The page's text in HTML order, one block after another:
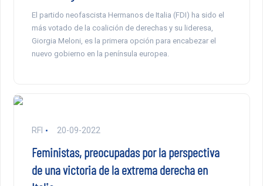
El partido neofascista Hermanos de Italia (FDI) ha sido el
más votado de la coalición de derechas y su lideresa,
Giorgia Meloni, es la primera opción para encabezar el
nuevo gobierno en la península europea.
RFI 20-09-2022
Feministas, preocupadas por la perspectiva
de una victoria de la extrema derecha en